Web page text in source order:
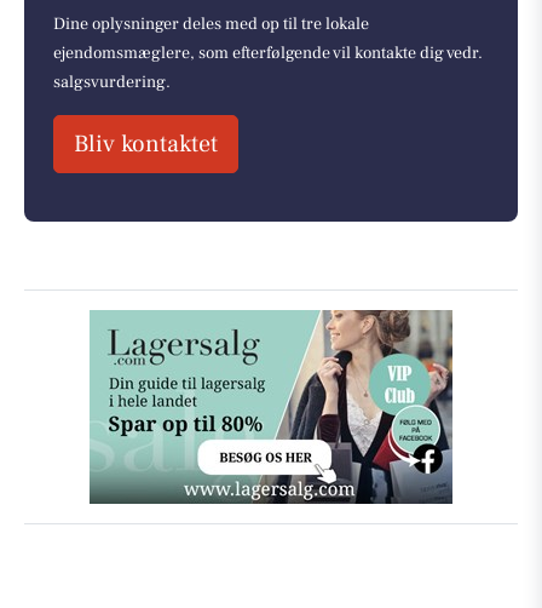
Dine oplysninger deles med op til tre lokale
ejendomsmæglere, som efterfølgende vil kontakte dig vedr.
salgsvurdering.
Bliv kontaktet